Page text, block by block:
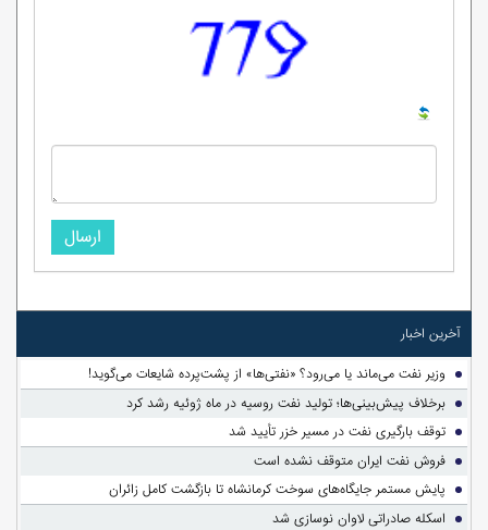
ارسال
آخرین اخبار
وزیر نفت می‌ماند یا می‌رود؟ «نفتی‌ها» از پشت‌پرده شایعات می‌گوید!
برخلاف پیش‌بینی‌ها؛ تولید نفت روسیه در ماه ژوئیه رشد کرد
توقف بارگیری نفت در مسیر خزر تأیید شد
فروش نفت ایران متوقف نشده است
پایش مستمر جایگاه‌های سوخت کرمانشاه تا بازگشت کامل زائران
اسکله صادراتی لاوان نوسازی شد